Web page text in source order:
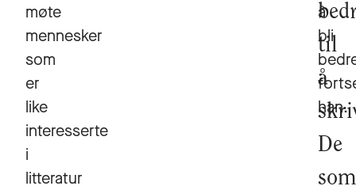
møte
mennesker
som
er
like
interesserte
i
litteratur
til
å
De
som
å
bli
han.